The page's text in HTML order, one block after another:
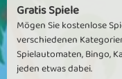
Gratis Spiele
Mögen Sie kostenlose
verschiedenen
Spielautomaten, Bingo,
jeden etwas dabei.